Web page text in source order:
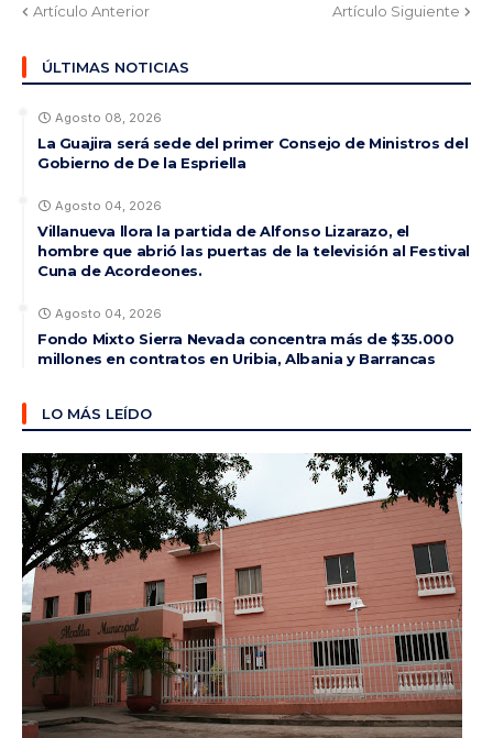
Artículo Anterior Artículo Siguiente
ÚLTIMAS NOTICIAS
Agosto 08, 2026
La Guajira será sede del primer Consejo de Ministros del
Gobierno de De la Espriella
Agosto 04, 2026
Villanueva llora la partida de Alfonso Lizarazo, el
hombre que abrió las puertas de la televisión al Festival
Cuna de Acordeones.
Agosto 04, 2026
Fondo Mixto Sierra Nevada concentra más de $35.000
millones en contratos en Uribia, Albania y Barrancas
LO MÁS LEÍDO